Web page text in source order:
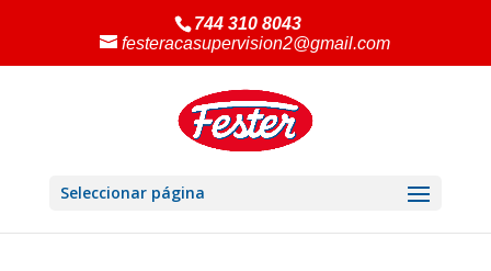
744 310 8043
festeracasupervision2@gmail.com
Seleccionar página